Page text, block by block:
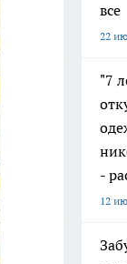
все
22
"7
-
12